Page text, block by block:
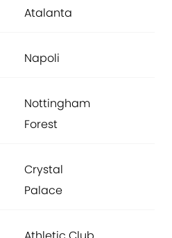
Atalanta
Napoli
Nottingham
Forest
Crystal
Palace